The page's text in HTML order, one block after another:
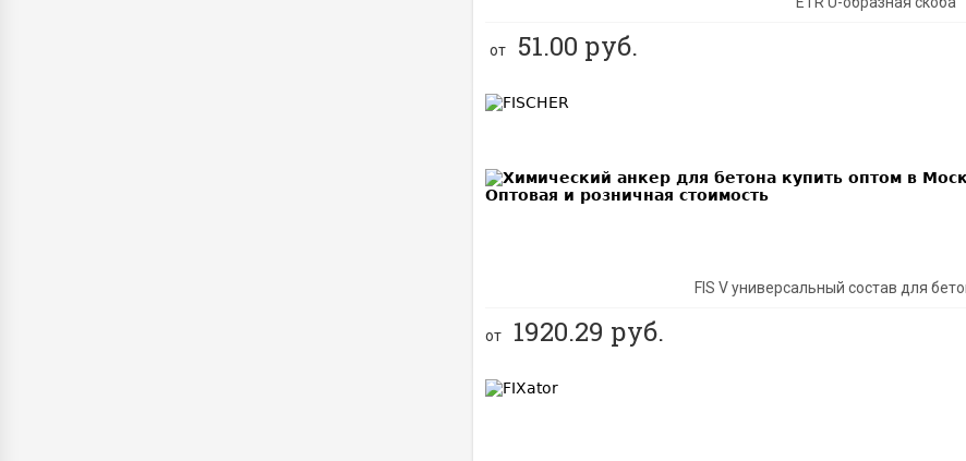
от 51.00 руб.
FIS V универсальный состав для
от 1920.29 руб.